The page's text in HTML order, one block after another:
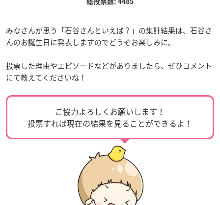
総投票数: 4485
みなさんが思う「石谷さんといえば？」の集計結果は、石谷さ
んのお誕生日に発表しますのでどうぞお楽しみに。
投票した理由やエピソードなどがありましたら、ぜひコメント
にて教えてくださいね！
ご協力よろしくお願いします！
投票すれば現在の結果を見ることができるよ！